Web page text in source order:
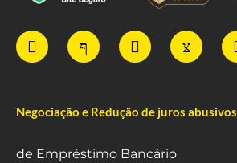
Negociação e Redução de juros abusivos
de Empréstimo Bancário